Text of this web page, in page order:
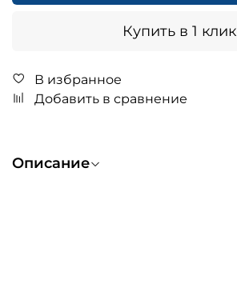
Купить в 1 клик
В избранное
Добавить в сравнение
Описание